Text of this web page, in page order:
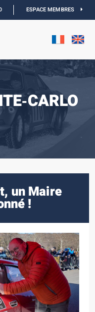
2027 :LES DATES SONT
ESPACE MEMBRES
un Maire
!